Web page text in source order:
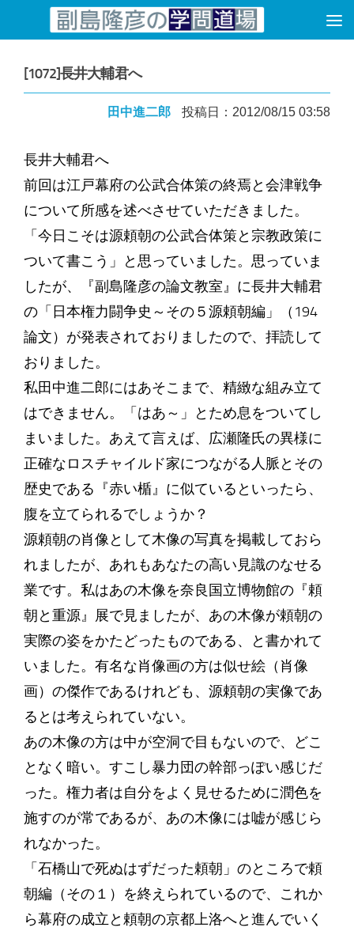
コンテンツへスキップ
[1072]長井大輔君へ
田中進二郎 投稿日：2012/08/15 03:58
長井大輔君へ
前回は江戸幕府の公武合体策の終焉と会津戦争
について所感を述べさせていただきました。
「今日こそは源頼朝の公武合体策と宗教政策に
ついて書こう」と思っていました。思っていま
したが、『副島隆彦の論文教室』に長井大輔君
の「日本権力闘争史～その５源頼朝編」（194
論文）が発表されておりましたので、拝読して
おりました。
私田中進二郎にはあそこまで、精緻な組み立て
はできません。「はあ～」とため息をついてし
まいました。あえて言えば、広瀬隆氏の異様に
正確なロスチャイルド家につながる人脈とその
歴史である『赤い楯』に似ているといったら、
腹を立てられるでしょうか？
源頼朝の肖像として木像の写真を掲載しておら
れましたが、あれもあなたの高い見識のなせる
業です。私はあの木像を奈良国立博物館の『頼
朝と重源』展で見ましたが、あの木像が頼朝の
実際の姿をかたどったものである、と書かれて
いました。有名な肖像画の方は似せ絵（肖像
画）の傑作であるけれども、源頼朝の実像であ
るとは考えられていない。
あの木像の方は中が空洞で目もないので、どこ
となく暗い。すこし暴力団の幹部っぽい感じだ
った。権力者は自分をよく見せるために潤色を
施すのが常であるが、あの木像には嘘が感じら
れなかった。
「石橋山で死ぬはずだった頼朝」のところで頼
朝編（その１）を終えられているので、これか
ら幕府の成立と頼朝の京都上洛へと進んでいく